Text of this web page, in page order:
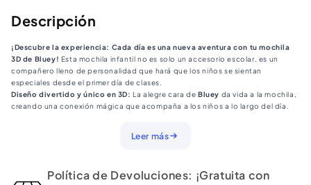
Bluey
Bluey
Descripción
¡Descubre la experiencia: Cada día es una nueva aventura con tu mochila
3D de Bluey! Esta mochila infantil no es solo un accesorio escolar, es un
compañero lleno de personalidad que hará que los niños se sientan
especiales desde el primer día de clases.
Diseño divertido y único en 3D: La alegre cara deBluey da vida a la mochila,
creando una conexión mágica que acompaña a los niños a lo largo del día.
durante toda la jornada.
Leer más
Política de Devoluciones: ¡Gratuita con